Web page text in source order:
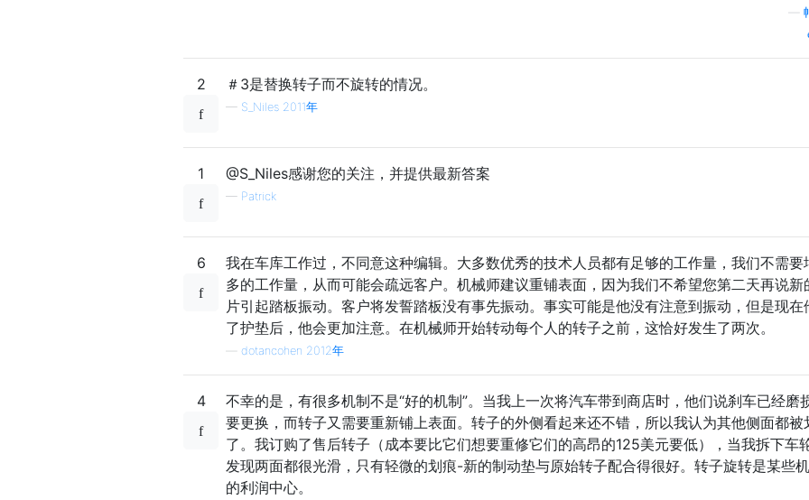
2 ＃3是替换转子而不旋转的情况。
— S_Niles 2011年
1 @S_Niles感谢您的关注，并提供最新答案
— Patrick
6
我在车库工作过，不同意这种编辑。大多数优秀的技术人员都有足够的工作量，我们不需要
多的工作量，从而可能会疏远客户。机械师建议重铺表面，因为我们不希望您第二天再说新
片引起踏板振动。客户将发誓踏板没有事先振动。事实可能是他没有注意到振动，但是现在
了护垫后，他会更加注意。在机械师开始转动每个人的转子之前，这恰好发生了两次。
dotancohen 2012年
4
不幸的是，有很多机制不是“好的机制”。当我上一次将汽车带到商店时，他们说刹车已经磨
要更换，而转子又需要重新铺上表面。转子的外侧看起来还不错，所以我认为其他侧面都被
了。我订购了售后转子（成本要比它们想要重修它们的高昂的125美元要低），当我拆下车
发现两面都很光滑，只有轻微的划痕-新的制动垫与原始转子配合得很好。转子旋转是某些
的利润中心。